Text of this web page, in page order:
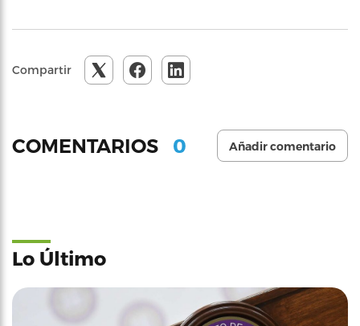
Compartir
COMENTARIOS 0 Añadir comentario
Lo Último